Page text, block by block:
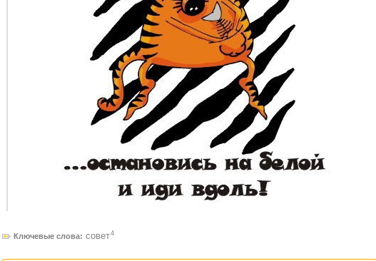
Ключевые слова: совет4